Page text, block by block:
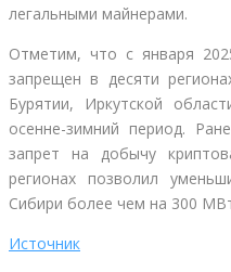
легальными майнерами.
Отметим, что с января
запрещен в десяти
Бурятии, Иркутской
осенне-зимний период.
запрет на добычу
регионах позволил
Сибири более чем на 300
Источник